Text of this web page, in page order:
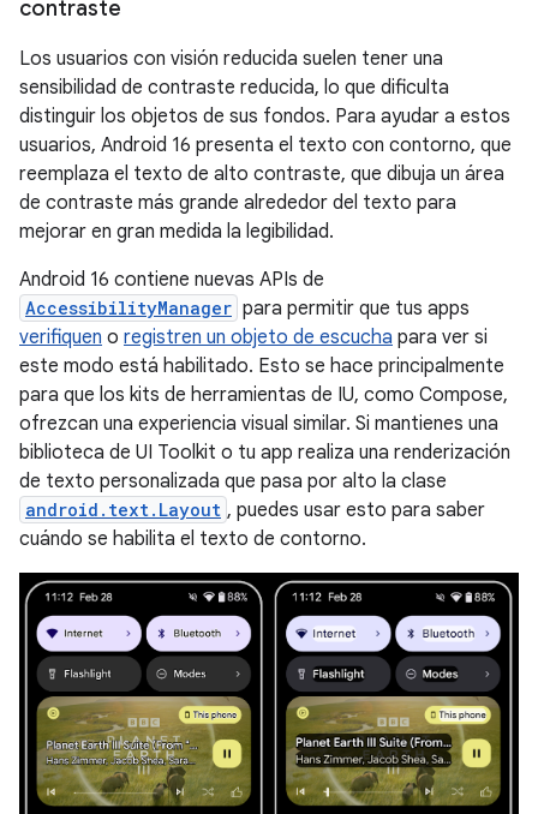
contraste
Los usuarios con visión reducida suelen tener una
sensibilidad de contraste reducida, lo que dificulta
distinguir los objetos de sus fondos. Para ayudar a estos
usuarios, Android 16 presenta el texto con contorno, que
reemplaza el texto de alto contraste, que dibuja un área
de contraste más grande alrededor del texto para
mejorar en gran medida la legibilidad.
Android 16 contiene nuevas APIs de
AccessibilityManager para permitir que tus apps
verifiquen o registren un objeto de escucha para ver si
este modo está habilitado. Esto se hace principalmente
para que los kits de herramientas de IU, como Compose,
ofrezcan una experiencia visual similar. Si mantienes una
biblioteca de UI Toolkit o tu app realiza una renderización
de texto personalizada que pasa por alto la clase
android.text.Layout , puedes usar esto para saber
cuándo se habilita el texto de contorno.